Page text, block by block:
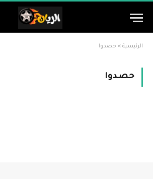
الرئيسية » حصدوا
حصدوا